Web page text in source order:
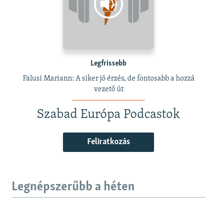
Legfrissebb
Falusi Mariann: A siker jó érzés, de fontosabb a hozzá
vezető út
Szabad Európa Podcastok
Feliratkozás
Legnépszerűbb a héten